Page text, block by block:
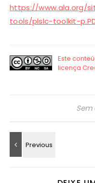
https://www.ala.org/
tools/plslc-toolkit-